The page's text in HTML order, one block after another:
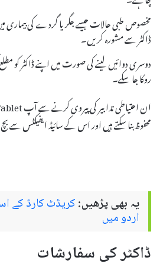
مخصوص طبی حالات جیسے جگر یا گردے کی بیماری
ڈاکٹر سے مشورہ کریں۔
دوسری دوائیں لینے کی صورت میں اپنے ڈاکٹر کو
روکا جا سکے۔
محفوظ بنا سکتے ہیں اور اس کے سائیڈ ایفیکٹس سے
یہ بھی پڑھیں:کریڈٹ کارڈ کے
اردو میں
ڈاکٹر کی سفارشات